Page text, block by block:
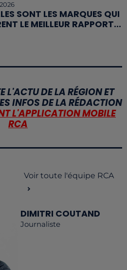
SONT LES MARQUES QUI
LE MEILLEUR RAPPORT...
L'ACTU DE LA RÉGION ET
INFOS DE LA RÉDACTION
L'APPLICATION MOBILE
RCA
Voir toute l'équipe RCA
DIMITRI COUTAND
Journaliste